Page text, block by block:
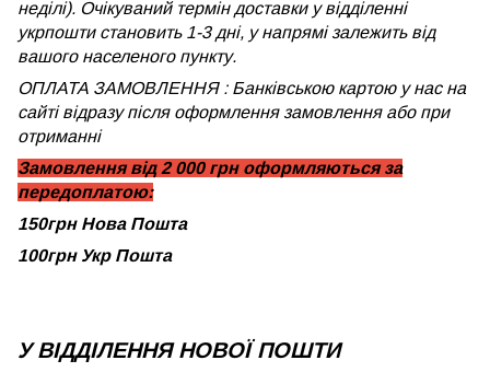
неділі). Очікуваний термін доставки у відділенні
укрпошти становить 1-3 дні, у напрямі залежить від
вашого населеного пункту.
ОПЛАТА ЗАМОВЛЕННЯ : Банківською картою у нас на
сайті відразу після оформлення замовлення або при
отриманні
Замовлення від 2 000 грн оформляються за
передоплатою:
150грн Нова Пошта
100грн Укр Пошта
У ВІДДІЛЕННЯ НОВОЇ ПОШТИ